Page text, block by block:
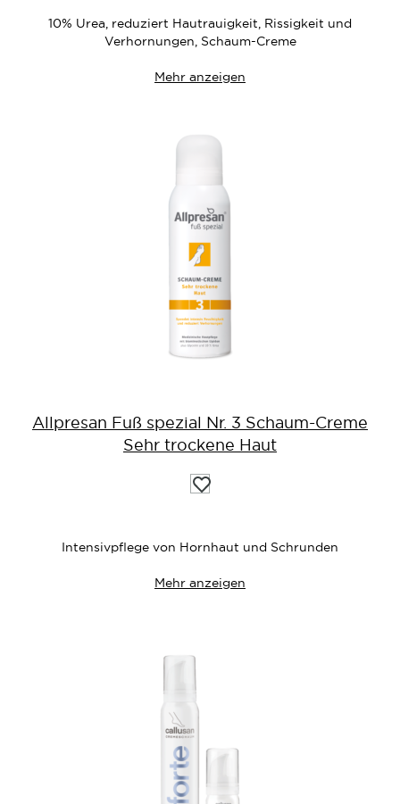
10% Urea, reduziert Hautrauigkeit, Rissigkeit und
Verhornungen, Schaum-Creme
Mehr anzeigen
Allpresan Fuß spezial Nr. 3 Schaum-Creme
Sehr trockene Haut
Auf
die
Intensivpflege von Hornhaut und Schrunden
Mehr anzeigen